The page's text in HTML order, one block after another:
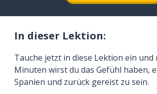
In dieser Lektion:
Tauche jetzt in diese Lektion ein und
Minuten wirst du das Gefühl haben,
Spanien und zurück gereist zu sein.